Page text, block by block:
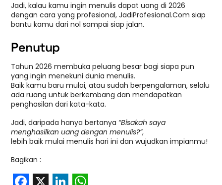
Jadi, kalau kamu ingin menulis dapat uang di 2026
dengan cara yang profesional, JadiProfesional.Com siap
bantu kamu dari nol sampai siap jalan.
Penutup
Tahun 2026 membuka peluang besar bagi siapa pun
yang ingin menekuni dunia menulis.
Baik kamu baru mulai, atau sudah berpengalaman, selalu
ada ruang untuk berkembang dan mendapatkan
penghasilan dari kata-kata.
Jadi, daripada hanya bertanya “Bisakah saya
menghasilkan uang dengan menulis?”,
lebih baik mulai menulis hari ini dan wujudkan impianmu!
Bagikan :